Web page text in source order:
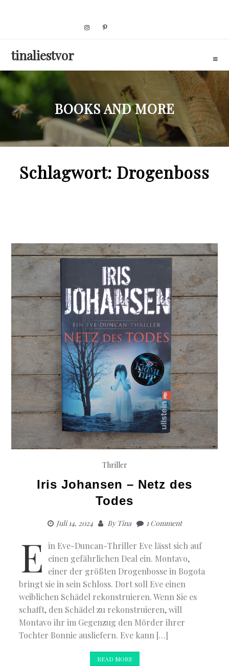
tinaliestvor
BOOKS AND MORE
Schlagwort: Drogenboss
Thriller
Iris Johansen – Netz des
Todes
Juli 14, 2024 ByTina 1 Comment
E in Eve-Duncan-Thriller Eve lässt sich auf
einen gefährlichen Deal ein. Montavo,
einer der größten Drogenbosse in Bogota
bringt sie in sein Schloss. Dort soll Eve einen
weiblichen Schädel rekonstruieren. Wenn Sie es
schafft, den Schädel zu rekonstruieren, will
Montavo ihr im Gegenzug den Mörder ihrer
Tochter Bonnie ausliefern. Eve kann […]
READ MORE